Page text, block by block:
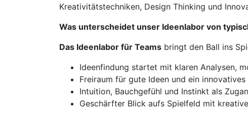
Kreativitätstechniken, Design Thinking und
Was unterscheidet unser Ideenlabor von
Das Ideenlabor für Teams bringt den Ball ins
Ideenfindung startet mit klaren Analysen,
Freiraum für gute Ideen und ein innovatives
Intuition, Bauchgefühl und Instinkt als
Geschärfter Blick aufs Spielfeld mit